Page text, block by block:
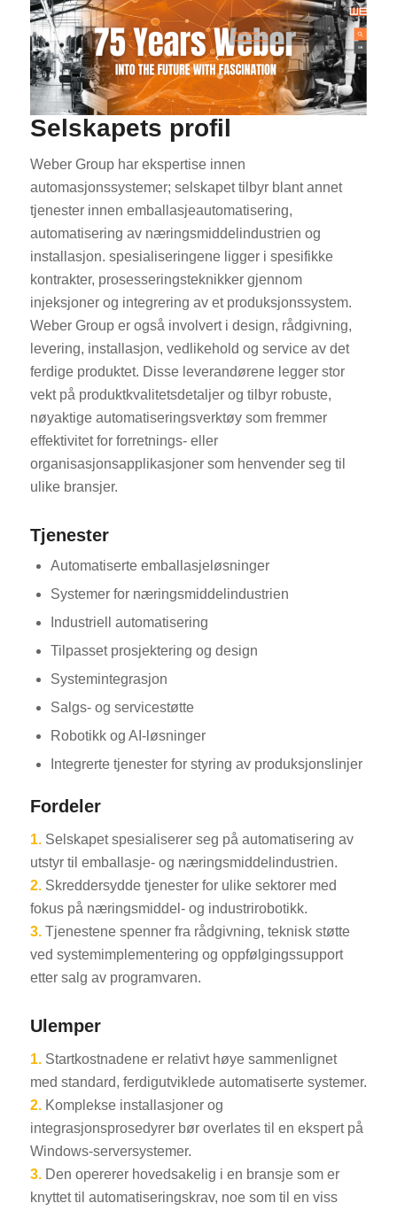
Selskapets profil
Weber Group har ekspertise innen
automasjonssystemer; selskapet tilbyr blant annet
tjenester innen emballasjeautomatisering,
automatisering av næringsmiddelindustrien og
installasjon. spesialiseringene ligger i spesifikke
kontrakter, prosesseringsteknikker gjennom
injeksjoner og integrering av et produksjonssystem.
Weber Group er også involvert i design, rådgivning,
levering, installasjon, vedlikehold og service av det
ferdige produktet. Disse leverandørene legger stor
vekt på produktkvalitetsdetaljer og tilbyr robuste,
nøyaktige automatiseringsverktøy som fremmer
effektivitet for forretnings- eller
organisasjonsapplikasjoner som henvender seg til
ulike bransjer.
Tjenester
Automatiserte emballasjeløsninger
Systemer for næringsmiddelindustrien
Industriell automatisering
Tilpasset prosjektering og design
Systemintegrasjon
Salgs- og servicestøtte
Robotikk og AI-løsninger
Integrerte tjenester for styring av produksjonslinjer
Fordeler
1.Selskapet spesialiserer seg på automatisering av
utstyr til emballasje- og næringsmiddelindustrien.
2. Skreddersydde tjenester for ulike sektorer med
fokus på næringsmiddel- og industrirobotikk.
3. Tjenestene spenner fra rådgivning, teknisk støtte
ved systemimplementering og oppfølgingssupport
etter salg av programvaren.
Ulemper
1. Startkostnadene er relativt høye sammenlignet
med standard, ferdigutviklede automatiserte systemer.
2. Komplekse installasjoner og
integrasjonsprosedyrer bør overlates til en ekspert på
Windows-serversystemer.
3.Den opererer hovedsakelig i en bransje som er
knyttet til automatiseringskrav, noe som til en viss